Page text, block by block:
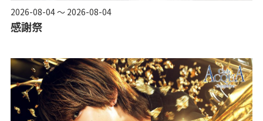
2026-08-04 ～ 2026-08-04
感謝祭